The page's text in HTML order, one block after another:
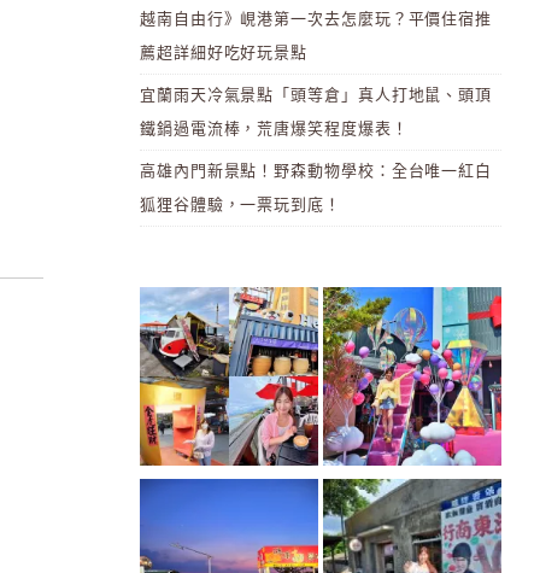
越南自由行》峴港第一次去怎麼玩？平價住宿推
薦超詳細好吃好玩景點
宜蘭雨天冷氣景點「頭等倉」真人打地鼠、頭頂
鐵鍋過電流棒，荒唐爆笑程度爆表！
高雄內門新景點！野森動物學校：全台唯一紅白
狐狸谷體驗，一票玩到底！